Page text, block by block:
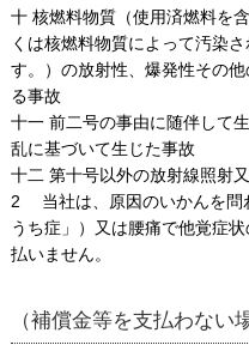
十 核燃料物質（使用済燃料を
くは核燃料物質によって汚染
す。）の放射性、爆発性その
る事故
十一 前二号の事由に随伴して
乱に基づいて生じた事故
十二 第十号以外の放射線照射
2 当社は、原因のいかんを問
うち症」）又は腰痛で他覚症
払いません。
（補償金等を支払わない